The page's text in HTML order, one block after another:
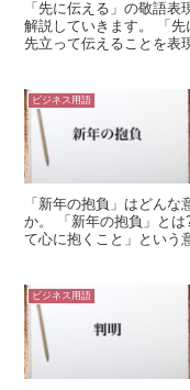
「先に伝える」の敬語
解説していきます。 「
先立って伝えることを表
ビジネス用語
「新年の抱負」はどん
か。 「新年の抱負」と
て心に抱くこと」という
ビジネス用語